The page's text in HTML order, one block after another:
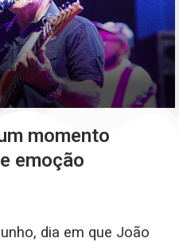
momento
emoção
dia em que João